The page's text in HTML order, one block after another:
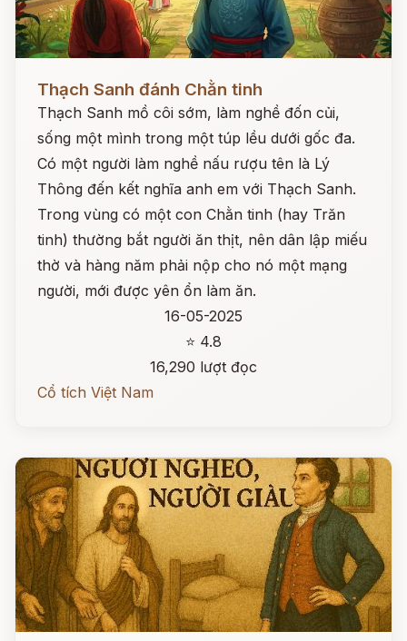
Thạch Sanh đánh Chằn tinh
Thạch Sanh mồ côi sớm, làm nghề đốn củi,
sống một mình trong một túp lều dưới gốc đa.
Có một người làm nghề nấu rượu tên là Lý
Thông đến kết nghĩa anh em với Thạch Sanh.
Trong vùng có một con Chằn tinh (hay Trăn
tinh) thường bắt người ăn thịt, nên dân lập miếu
thờ và hàng năm phải nộp cho nó một mạng
người, mới được yên ổn làm ăn.
16-05-2025
⭐ 4.8
16,290 lượt đọc
Cổ tích Việt Nam